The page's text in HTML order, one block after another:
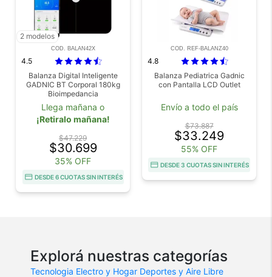
2 modelos
COD. BALAN42X
4.5
Balanza Digital Inteligente
GADNIC BT Corporal 180kg
Bioimpedancia
Llega mañana o
¡Retiralo mañana!
$47.229
$30.699
35% OFF
DESDE 6 CUOTAS SIN INTERÉS
COD. REF-BALANZ40
4.8
Balanza Pediatrica Gadnic
con Pantalla LCD Outlet
Envío a todo el país
$73.887
$33.249
55% OFF
DESDE 3 CUOTAS SIN INTERÉS
Explorá nuestras categorías
Tecnologia Electro y Hogar Deportes y Aire Libre